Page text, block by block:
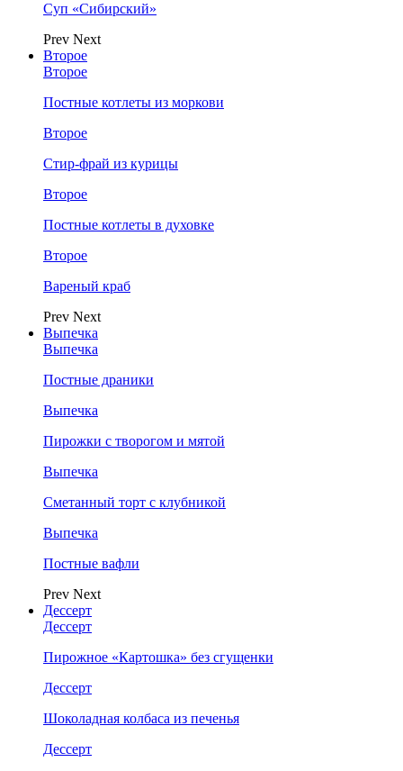
Суп «Сибирский»
Prev Next
Второе
Второе
Постные котлеты из моркови
Второе
Стир-фрай из курицы
Второе
Постные котлеты в духовке
Второе
Вареный краб
Prev Next
Выпечка
Выпечка
Постные драники
Выпечка
Пирожки с творогом и мятой
Выпечка
Сметанный торт с клубникой
Выпечка
Постные вафли
Prev Next
Дессерт
Дессерт
Пирожное «Картошка» без сгущенки
Дессерт
Шоколадная колбаса из печенья
Дессерт